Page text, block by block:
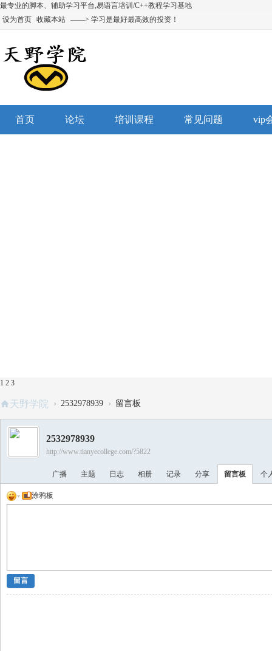
最专业的脚本、辅助学习平台,易语言培训/C++教程学习基地
设为首页 收藏本站 ——> 学习是最好最高效的投资！
首页 论坛 培训课程 常见问题 vip
1 2 3
天野学院 › 2532978939 › 留言板
2532978939
http://www.tianyecollege.com/?5822
广播 主题 日志 相册 记录 分享 留言板 个
涂鸦板
留言